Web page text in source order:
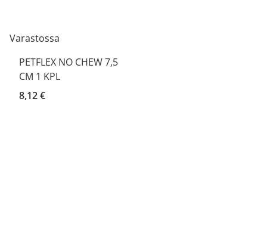
Varastossa
PETFLEX NO CHEW 7,5
CM 1 KPL
8,12 €